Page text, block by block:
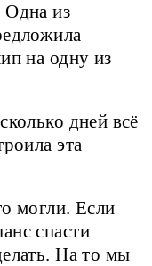
Одна из
на одну из
дней всё
эта
могли. Если
спасти
На то мы